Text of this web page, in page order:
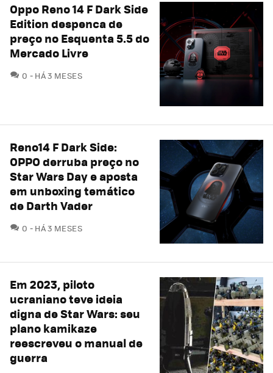
Oppo Reno 14 F Dark Side
Edition despenca de
preço no Esquenta 5.5 do
Mercado Livre
0 COMENTÁRIOS
HÁ 3 MESES
Reno14 F Dark Side:
OPPO derruba preço no
Star Wars Day e aposta
em unboxing temático
de Darth Vader
0 COMENTÁRIOS
HÁ 3 MESES
Em 2023, piloto
ucraniano teve ideia
digna de Star Wars: seu
plano kamikaze
reescreveu o manual de
guerra